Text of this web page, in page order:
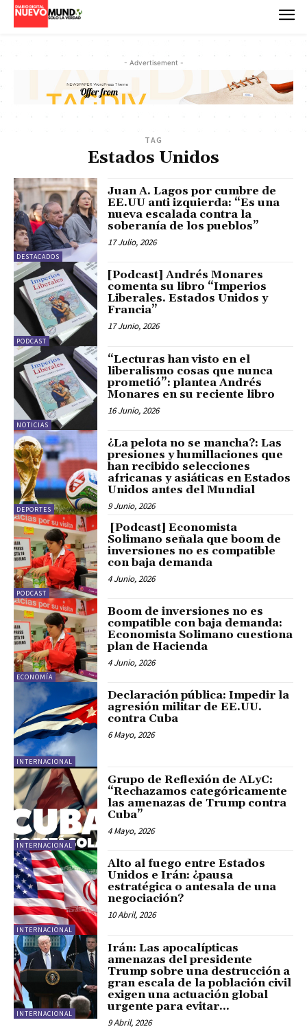
- Advertisement -
TAG
Estados Unidos
DESTACADOS
Juan A. Lagos por cumbre de
EE.UU anti izquierda: “Es una
nueva escalada contra la
soberanía de los pueblos”
17 Julio, 2026
PODCAST
[Podcast] Andrés Monares
comenta su libro “Imperios
Liberales. Estados Unidos y
Francia”
17 Junio, 2026
NOTICIAS
“Lecturas han visto en el
liberalismo cosas que nunca
prometió”: plantea Andrés
Monares en su reciente libro
16 Junio, 2026
DEPORTES
¿La pelota no se mancha?: Las
presiones y humillaciones que
han recibido selecciones
africanas y asiáticas en Estados
Unidos antes del Mundial
9 Junio, 2026
PODCAST
[Podcast] Economista
Solimano señala que boom de
inversiones no es compatible
con baja demanda
4 Junio, 2026
ECONOMÍA
Boom de inversiones no es
compatible con baja demanda:
Economista Solimano cuestiona
plan de Hacienda
4 Junio, 2026
INTERNACIONAL
Declaración pública: Impedir la
agresión militar de EE.UU.
contra Cuba
6 Mayo, 2026
INTERNACIONAL
Grupo de Reflexión de ALyC:
“Rechazamos categóricamente
las amenazas de Trump contra
Cuba”
4 Mayo, 2026
INTERNACIONAL
Alto al fuego entre Estados
Unidos e Irán: ¿pausa
estratégica o antesala de una
negociación?
10 Abril, 2026
INTERNACIONAL
Irán: Las apocalípticas
amenazas del presidente
Trump sobre una destrucción a
gran escala de la población civil
exigen una actuación global
urgente para evitar...
9 Abril, 2026